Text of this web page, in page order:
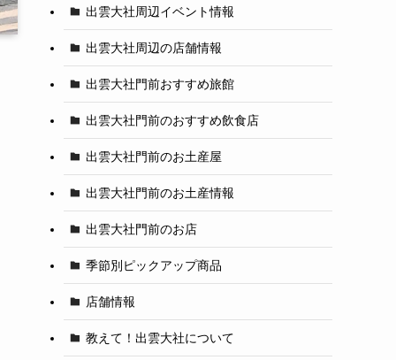
出雲大社周辺イベント情報
出雲大社周辺の店舗情報
出雲大社門前おすすめ旅館
出雲大社門前のおすすめ飲食店
出雲大社門前のお土産屋
出雲大社門前のお土産情報
出雲大社門前のお店
季節別ピックアップ商品
店舗情報
教えて！出雲大社について